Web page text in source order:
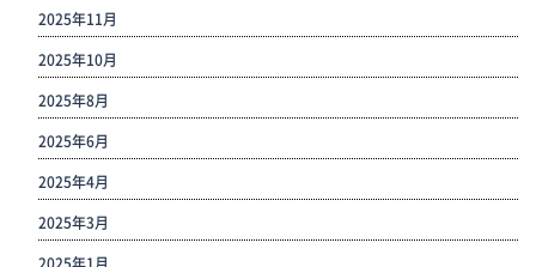
2025年11月
2025年10月
2025年8月
2025年6月
2025年4月
2025年3月